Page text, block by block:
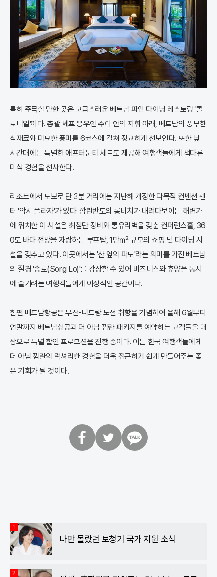
특히 주목할 만한 곳은 고급스러운 베트남 파인 다이닝 레스토랑 '콜
로니얼'이다. 총괄 셰프 응우엔 주이 안의 지휘 아래, 베트남의 풍부한
식재료와 미묘한 풍미를 6코스에 걸쳐 정교하게 선보인다. 또한 낮
시간대에는 특별한 애프터눈티 세트도 제공해 여행객들에게 색다른
미식 경험을 선사한다.
리조트에서 도보로 단 3분 거리에는 지난해 개장한 다목적 컨벤션 센
터 '악시 플라자'가 있다. 깜란반도의 롱비치가 내려다보이는 해변가
에 위치한 이 시설은 최첨단 장비와 통유리벽을 갖춘 컨퍼런스홀, 36
0도 바다 전망을 자랑하는 루프탑, 1만㎡ 규모의 쇼핑 및 다이닝 시
설을 갖추고 있다. 이곳에서는 '산 옆의 파도'라는 의미를 가진 베트남
의 절경 '송로(Song Lo)'를 감상할 수 있어 비즈니스와 휴양을 동시
에 즐기려는 여행객들에게 이상적인 공간이다.
한편 베트남항공은 부산-나트랑 노선 취항을 기념하여 올해 6월부터
연말까지 베트남항공과 더 아남 깜란 패키지를 예약하는 고객들을 대
상으로 특별 할인 프로모션을 진행 중이다. 이는 한국 여행객들에게
더 아남 깜란의 럭셔리한 경험을 더욱 접근하기 쉽게 만들어주는 좋
은 기회가 될 것이다.
1
나만 몰랐던 보청기 국가 지원 소식
2